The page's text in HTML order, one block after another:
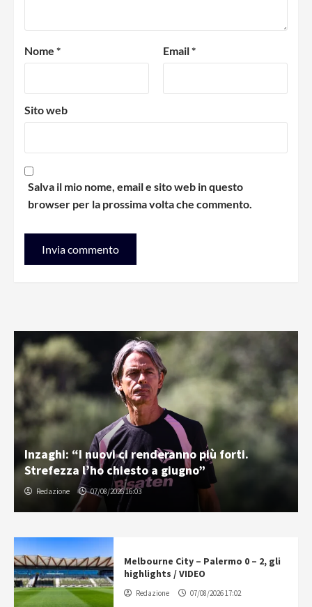
Nome * Email*
Sito web
Salva il mio nome, email e sito web in questo
browser per la prossima volta che commento.
Inzaghi: “I nuovi ci renderanno più forti.
Strefezza l’ho chiesto a giugno”
Redazione 07/08/2026 16:03
Melbourne City – Palermo 0 – 2, gli
highlights / VIDEO
Redazione 07/08/2026 17:02